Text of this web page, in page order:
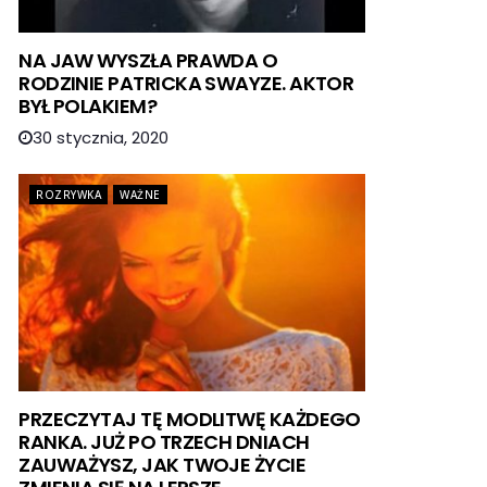
NA JAW WYSZŁA PRAWDA O
RODZINIE PATRICKA SWAYZE. AKTOR
BYŁ POLAKIEM?
30 stycznia, 2020
ROZRYWKA WAŻNE
PRZECZYTAJ TĘ MODLITWĘ KAŻDEGO
RANKA. JUŻ PO TRZECH DNIACH
ZAUWAŻYSZ, JAK TWOJE ŻYCIE